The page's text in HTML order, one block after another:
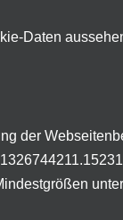
Daten
der